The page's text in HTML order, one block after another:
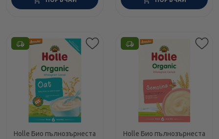
Holle Био пълнозърнеста
Holle Био пълнозърнеста